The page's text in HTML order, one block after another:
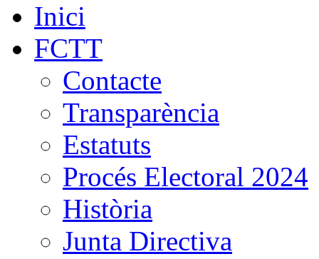
Inici
FCTT
Contacte
Transparència
Estatuts
Procés Electoral 2024
Història
Junta Directiva